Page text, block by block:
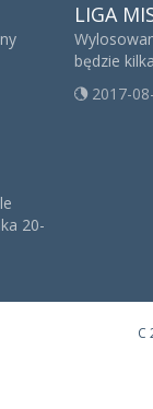
20-
LIGA
będzie
2017-
C